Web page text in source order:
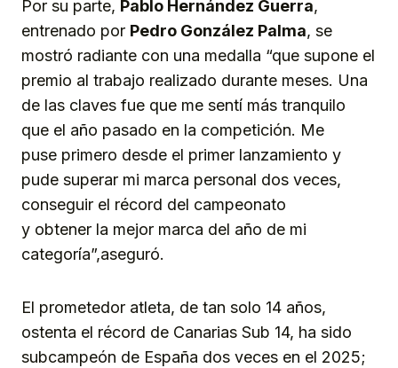
Por su parte, Pablo Hernández Guerra,
entrenado por Pedro González Palma, se
mostró radiante con una medalla “que supone el
premio al trabajo realizado durante meses. Una
de las claves fue que me sentí más tranquilo
que el año pasado en la competición. Me
puse primero desde el primer lanzamiento y
pude superar mi marca personal dos veces,
conseguir el récord del campeonato
y obtener la mejor marca del año de mi
categoría”,aseguró.
El prometedor atleta, de tan solo 14 años,
ostenta el récord de Canarias Sub 14, ha sido
subcampeón de España dos veces en el 2025;